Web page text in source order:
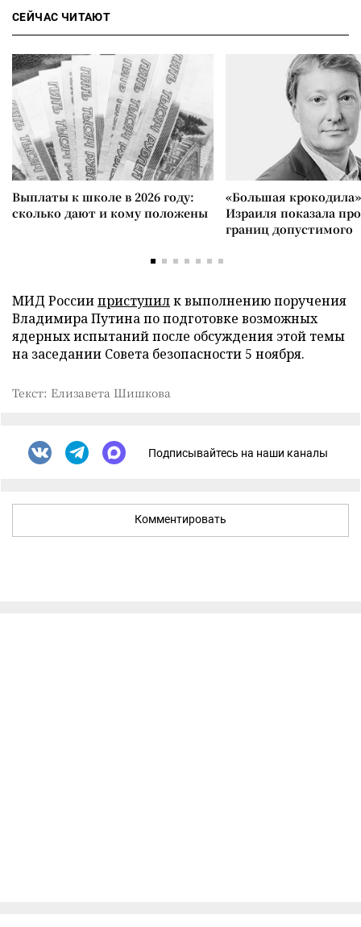
СЕЙЧАС ЧИТАЮТ
Выплаты к школе в 2026 году:
сколько дают и кому положены
«Большая
Израиля показала
границ допустимого
МИД Россииприступилк выполнению поручения
Владимира Путина по подготовке возможных
ядерных испытаний после обсуждения этой темы
на заседании Совета безопасности 5 ноября.
Текст: Елизавета Шишкова
Подписывайтесь на наши каналы
Комментировать